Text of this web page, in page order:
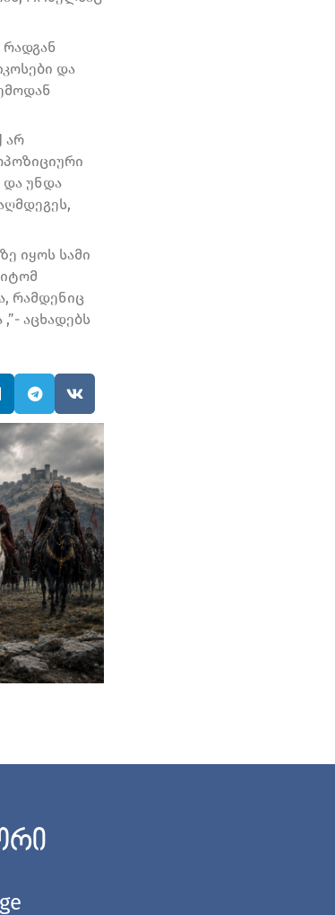
და
არ
და უნდა
იყოს სამი
რამდენიც
აცხადებს